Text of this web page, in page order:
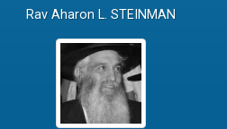
Rav Aharon L. STEINMAN